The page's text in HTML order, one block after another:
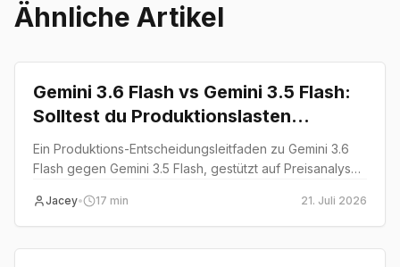
Ähnliche Artikel
Gemini 3.6 Flash vs Gemini 3.5 Flash:
Solltest du Produktionslasten
migrieren?
Ein Produktions-Entscheidungsleitfaden zu Gemini 3.6
Flash gegen Gemini 3.5 Flash, gestützt auf Preisanalyse
Jacey• 17 min
21. Juli 2026
Comparison